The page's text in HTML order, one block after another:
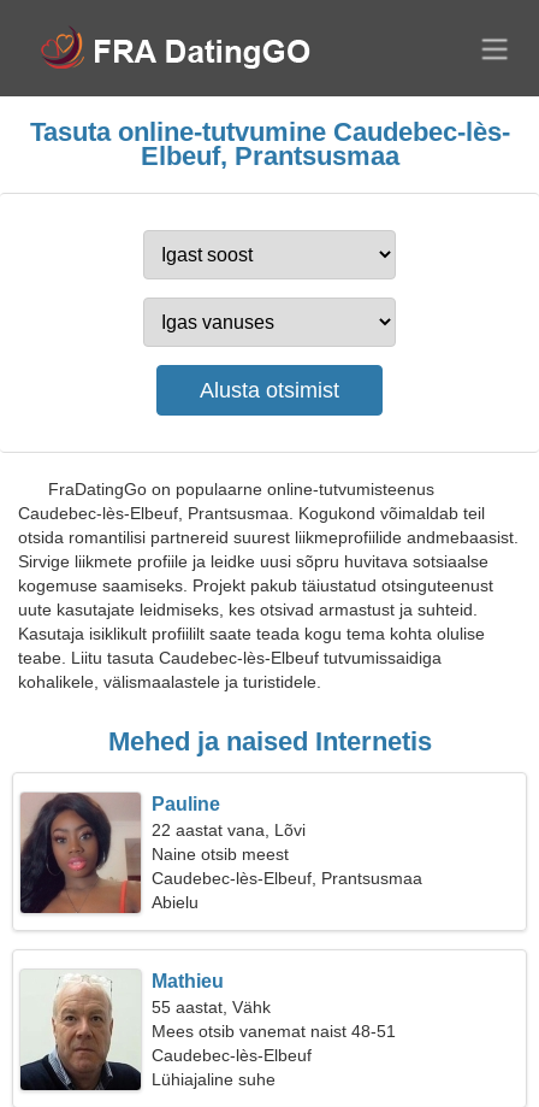
Tasuta online-tutvumine Caudebec-lès-
Elbeuf, Prantsusmaa
FraDatingGo on populaarne online-tutvumisteenus
Caudebec-lès-Elbeuf, Prantsusmaa. Kogukond võimaldab teil
otsida romantilisi partnereid suurest liikmeprofiilide andmebaasist.
Sirvige liikmete profiile ja leidke uusi sõpru huvitava sotsiaalse
kogemuse saamiseks. Projekt pakub täiustatud otsinguteenust
uute kasutajate leidmiseks, kes otsivad armastust ja suhteid.
Kasutaja isiklikult profiililt saate teada kogu tema kohta olulise
teabe. Liitu tasuta Caudebec-lès-Elbeuf tutvumissaidiga
kohalikele, välismaalastele ja turistidele.
Mehed ja naised Internetis
Pauline
22 aastat vana, Lõvi
Naine otsib meest
Caudebec-lès-Elbeuf, Prantsusmaa
Abielu
Mathieu
55 aastat, Vähk
Mees otsib vanemat naist 48-51
Caudebec-lès-Elbeuf
Lühiajaline suhe